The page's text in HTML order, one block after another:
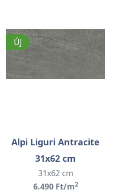
ÚJ
Alpi Liguri Antracite
31x62 cm
31x62 cm
6.490 Ft/m2